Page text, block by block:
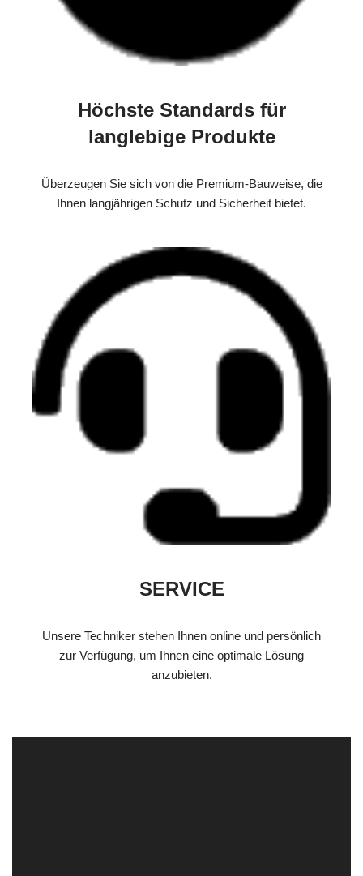
Höchste Standards für
langlebige Produkte
Überzeugen Sie sich von die Premium-Bauweise, die
Ihnen langjährigen Schutz und Sicherheit bietet.
SERVICE
Unsere Techniker stehen Ihnen online und persönlich
zur Verfügung, um Ihnen eine optimale Lösung
anzubieten.